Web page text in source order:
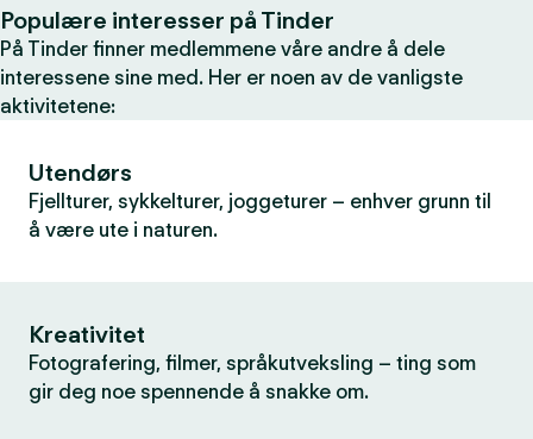
Populære interesser på Tinder
På Tinder finner medlemmene våre andre å dele
interessene sine med. Her er noen av de vanligste
aktivitetene:
Utendørs
Fjellturer, sykkelturer, joggeturer – enhver grunn til
å være ute i naturen.
Kreativitet
Fotografering, filmer, språkutveksling – ting som
gir deg noe spennende å snakke om.